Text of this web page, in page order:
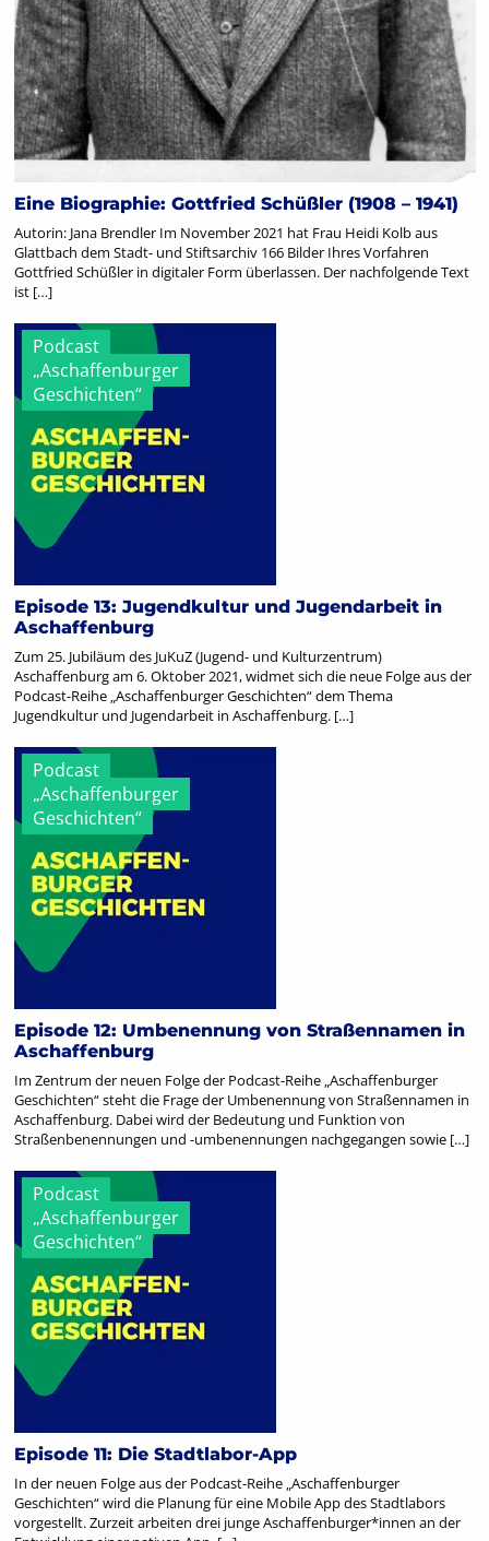
Eine Biographie: Gottfried Schüßler (1908 – 1941)
Autorin: Jana Brendler Im November 2021 hat Frau Heidi Kolb aus
Glattbach dem Stadt- und Stiftsarchiv 166 Bilder Ihres Vorfahren
Gottfried Schüßler in digitaler Form überlassen. Der nachfolgende Text
ist […]
Podcast
„Aschaffenburger
Geschichten“
Episode 13: Jugendkultur und Jugendarbeit in
Aschaffenburg
Zum 25. Jubiläum des JuKuZ (Jugend- und Kulturzentrum)
Aschaffenburg am 6. Oktober 2021, widmet sich die neue Folge aus der
Podcast-Reihe „Aschaffenburger Geschichten“ dem Thema
Jugendkultur und Jugendarbeit in Aschaffenburg. […]
Podcast
„Aschaffenburger
Geschichten“
Episode 12: Umbenennung von Straßennamen in
Aschaffenburg
Im Zentrum der neuen Folge der Podcast-Reihe „Aschaffenburger
Geschichten“ steht die Frage der Umbenennung von Straßennamen in
Aschaffenburg. Dabei wird der Bedeutung und Funktion von
Straßenbenennungen und -umbenennungen nachgegangen sowie […]
Podcast
„Aschaffenburger
Geschichten“
Episode 11: Die Stadtlabor-App
In der neuen Folge aus der Podcast-Reihe „Aschaffenburger
Geschichten“ wird die Planung für eine Mobile App des Stadtlabors
vorgestellt. Zurzeit arbeiten drei junge Aschaffenburger*innen an der